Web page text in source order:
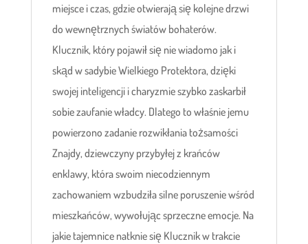
miejsce i czas, gdzie otwierają się kolejne drzwi
do wewnętrznych światów bohaterów.
Klucznik, który pojawił się nie wiadomo jak i
skąd w sadybie Wielkiego Protektora, dzięki
swojej inteligencji i charyzmie szybko zaskarbił
sobie zaufanie władcy. Dlatego to właśnie jemu
powierzono zadanie rozwikłania tożsamości
Znajdy, dziewczyny przybyłej z krańców
enklawy, która swoim niecodziennym
zachowaniem wzbudziła silne poruszenie wśród
mieszkańców, wywołując sprzeczne emocje. Na
jakie tajemnice natknie się Klucznik w trakcie